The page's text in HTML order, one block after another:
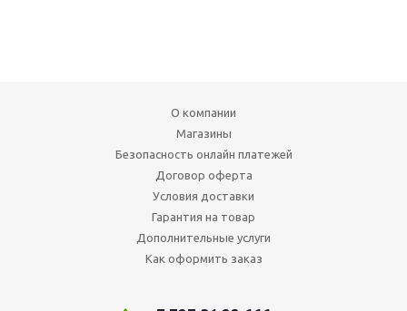
О компании
Магазины
Безопасность онлайн платежей
Договор оферта
Условия доставки
Гарантия на товар
Дополнительные услуги
Как оформить заказ